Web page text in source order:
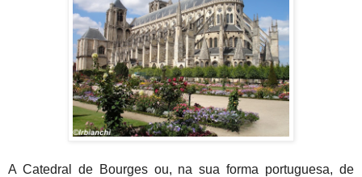
A Catedral de Bourges ou, na sua forma portuguesa, de